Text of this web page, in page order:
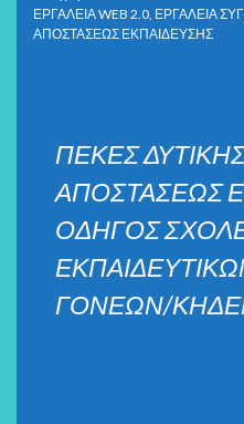
ΕΡΓΑΛΕΙΑ WEB 2.0 ΕΡΓΑΛΕΙΑ
ΑΠΟΣΤΑΣΕΩΣ ΕΚΠΑΙΔΕΥΣΗΣ
ΠΕΚΕΣ
ΑΠΟΣΤΑΣΕΩΣ
ΟΔΗΓΟΣ
ΓΟΝΕΩΝ/